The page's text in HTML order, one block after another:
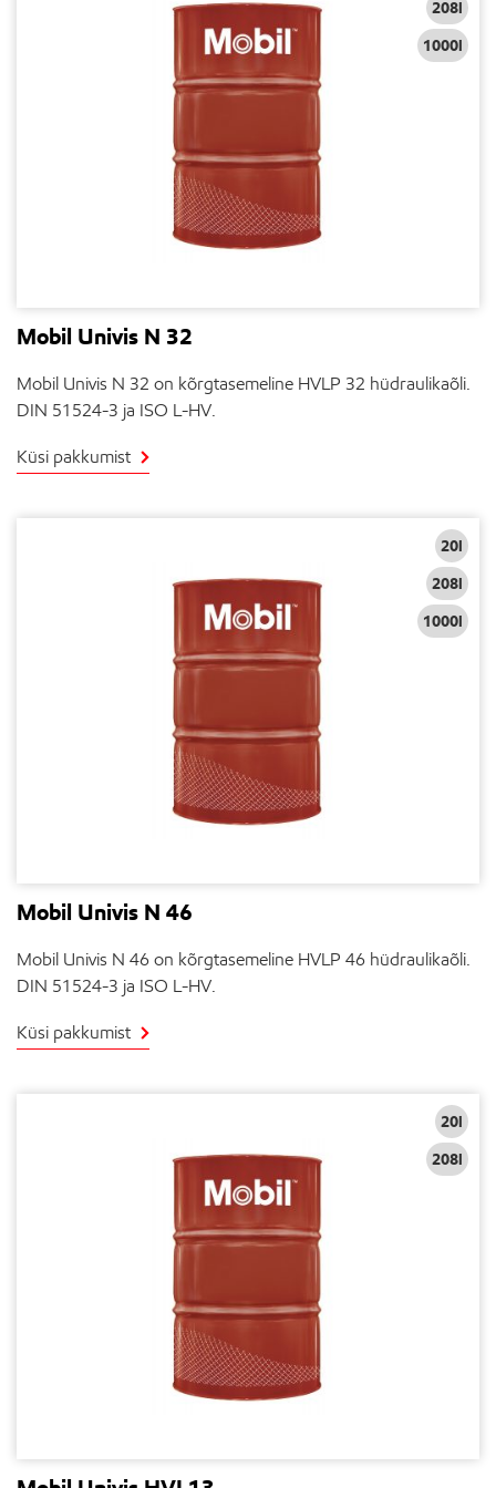
208l
1000l
Mobil Univis N 32
Mobil Univis N 32 on kõrgtasemeline HVLP 32 hüdraulikaõli.
DIN 51524-3 ja ISO L-HV.
Küsi pakkumist
20l
208l
1000l
Mobil Univis N 46
Mobil Univis N 46 on kõrgtasemeline HVLP 46 hüdraulikaõli.
DIN 51524-3 ja ISO L-HV.
Küsi pakkumist
20l
208l